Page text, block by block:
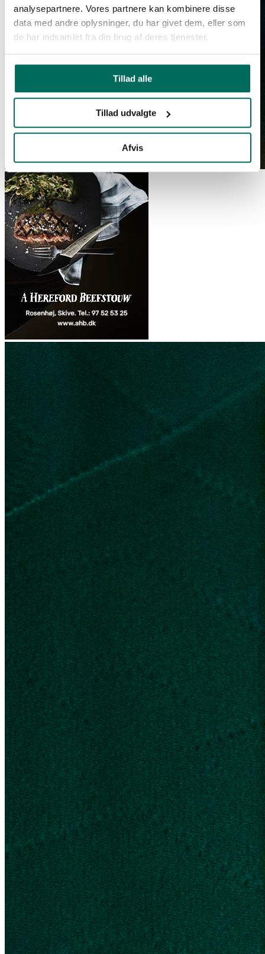
analysepartnere. Vores partnere kan kombinere disse
data med andre oplysninger, du har givet dem, eller som
de har indsamlet fra din brug af deres tjenester.
Tillad alle
Tillad udvalgte
Afvis